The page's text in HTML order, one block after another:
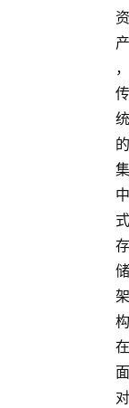
资
产
，
传
统
的
集
中
式
存
储
架
构
在
面
对